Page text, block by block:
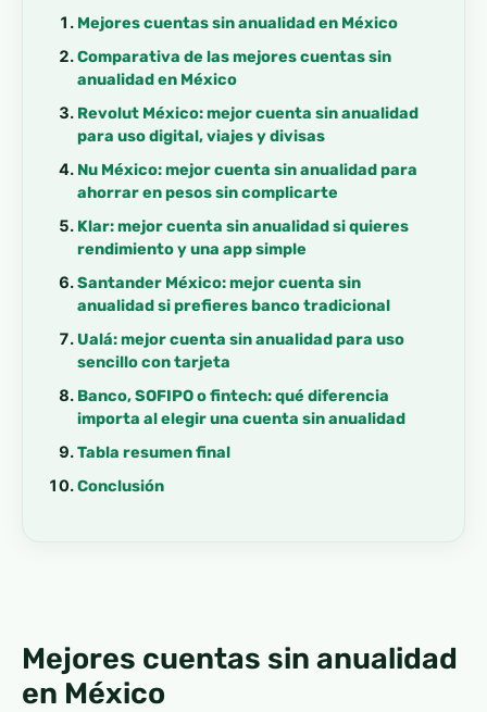
Mejores cuentas sin anualidad en México
Comparativa de las mejores cuentas sin
anualidad en México
Revolut México: mejor cuenta sin anualidad
para uso digital, viajes y divisas
Nu México: mejor cuenta sin anualidad para
ahorrar en pesos sin complicarte
Klar: mejor cuenta sin anualidad si quieres
rendimiento y una app simple
Santander México: mejor cuenta sin
anualidad si prefieres banco tradicional
Ualá: mejor cuenta sin anualidad para uso
sencillo con tarjeta
Banco, SOFIPO o fintech: qué diferencia
importa al elegir una cuenta sin anualidad
Tabla resumen final
Conclusión
Mejores cuentas sin anualidad
en México